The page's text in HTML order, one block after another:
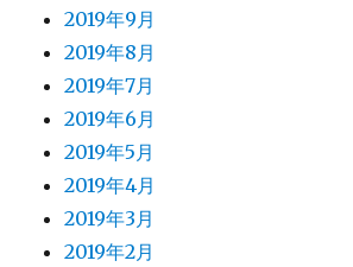
2019年9月
2019年8月
2019年7月
2019年6月
2019年5月
2019年4月
2019年3月
2019年2月